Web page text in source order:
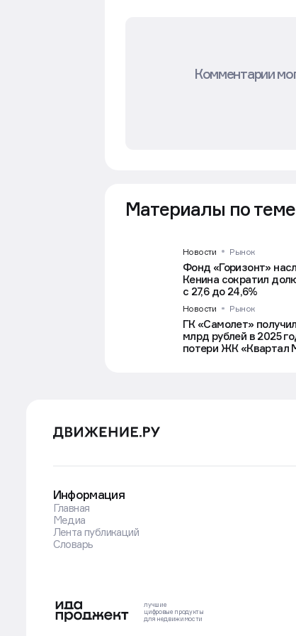
Комментарии
Материалы по теме
Новости Рынок
Фонд «Горизонт»
Кенина сократил
с 27,6 до 24,6%
Новости Рынок
ГК «Самолет»
млрд рублей в 2025
потери ЖК «Квартал